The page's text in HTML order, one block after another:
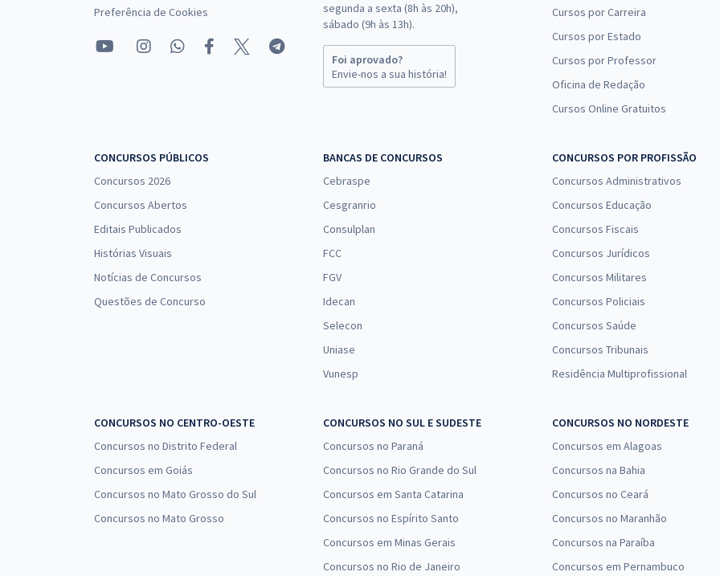
Preferência de Cookies
segunda a sexta (8h às 20h),
sábado (9h às 13h).
Foi aprovado?
Envie-nos a sua história!
Cursos por Carreira
Cursos por Estado
Cursos por Professor
Oficina de Redação
Cursos Online Gratuitos
CONCURSOS PÚBLICOS
Concursos 2026
Concursos Abertos
Editais Publicados
Histórias Visuais
Notícias de Concursos
Questões de Concurso
BANCAS DE CONCURSOS
Cebraspe
Cesgranrio
Consulplan
FCC
FGV
Idecan
Selecon
Uniase
Vunesp
CONCURSOS POR PROFISSÃO
Concursos Administrativos
Concursos Educação
Concursos Fiscais
Concursos Jurídicos
Concursos Militares
Concursos Policiais
Concursos Saúde
Concursos Tribunais
Residência Multiprofissional
CONCURSOS NO CENTRO-OESTE
Concursos no Distrito Federal
Concursos em Goiás
Concursos no Mato Grosso do Sul
Concursos no Mato Grosso
CONCURSOS NO SUL E SUDESTE
Concursos no Paraná
Concursos no Rio Grande do Sul
Concursos em Santa Catarina
Concursos no Espírito Santo
Concursos em Minas Gerais
Concursos no Rio de Janeiro
CONCURSOS NO NORDESTE
Concursos em Alagoas
Concursos na Bahia
Concursos no Ceará
Concursos no Maranhão
Concursos na Paraíba
Concursos em Pernambuco